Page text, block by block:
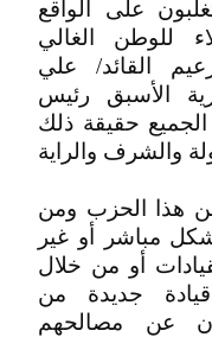
على الواقع
للوطن الغالي
القائد/ علي
الأسبق رئيس
حقيقة ذلك
والشرف والراية
من هذا الحزب ومن
مباشر أو غير
أو من خلال
جديدة من
عن مصالحهم